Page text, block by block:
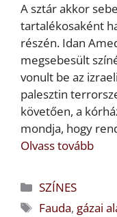
A sztár akkor
tartalékosaként
részén. Idan
megsebesült
vonult be az
palesztin
követően, a
mondja, hogy
Olvass tovább
Kategória
SZÍNES
Címkék
Fauda, gázai